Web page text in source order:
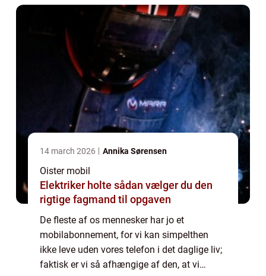
14 march 2026 Annika Sørensen
Oister mobil
Elektriker holte sådan vælger du den
rigtige fagmand til opgaven
De fleste af os mennesker har jo et
mobilabonnement, for vi kan simpelthen
ikke leve uden vores telefon i det daglige liv;
faktisk er vi så afhængige af den, at vi